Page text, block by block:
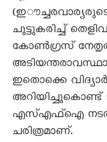
ചുട്ടുകരിച്ച്
കോൺഗ്രസ്
ഇതൊക്കെ
അറിയിച്ചുകൊണ്ട്
എസ്എഫ്ഐ
ചരിത്രമാണ്.